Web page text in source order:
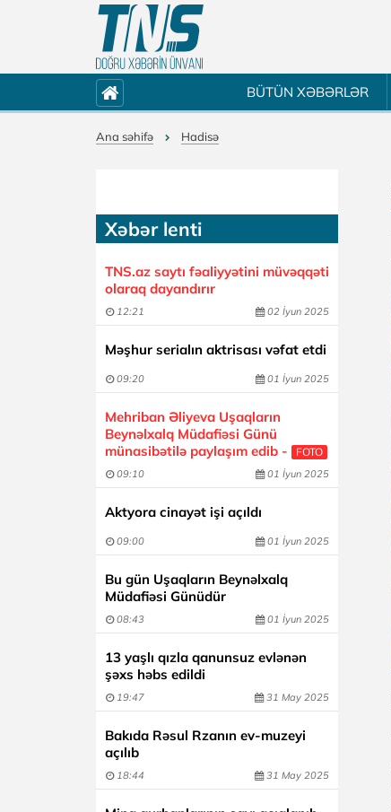
BÜTÜN XƏBƏRLƏR
Ana səhifə Hadisə
Xəbər lenti
TNS.az saytı fəaliyyətini müvəqqəti
olaraq dayandırır
12:21 02 İyun 2025
Məşhur serialın aktrisası vəfat etdi
09:20 01 İyun 2025
Mehriban Əliyeva Uşaqların
Beynəlxalq Müdafiəsi Günü
münasibətilə paylaşım edib -
FOTO
09:10 01 İyun 2025
Aktyora cinayət işi açıldı
09:00 01 İyun 2025
Bu gün Uşaqların Beynəlxalq
Müdafiəsi Günüdür
08:43 01 İyun 2025
13 yaşlı qızla qanunsuz evlənən
şəxs həbs edildi
19:47 31 May 2025
Bakıda Rəsul Rzanın ev-muzeyi
açılıb
18:44 31 May 2025